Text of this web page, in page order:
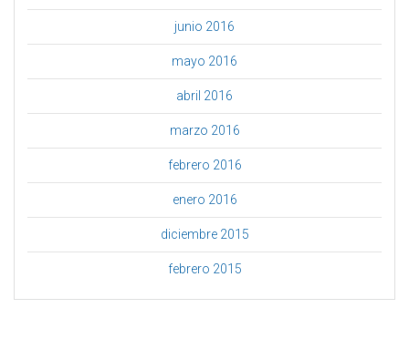
junio 2016
mayo 2016
abril 2016
marzo 2016
febrero 2016
enero 2016
diciembre 2015
febrero 2015